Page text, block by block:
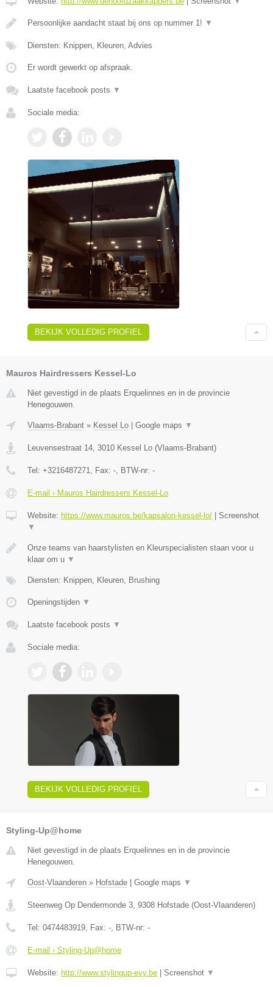
Persoonlijke aandacht staat bij ons op nummer 1! ▼
Diensten: Knippen, Kleuren, Advies
Er wordt gewerkt op afspraak.
Laatste facebook posts ▼
Sociale media:
BEKIJK VOLLEDIG PROFIEL
Mauros Hairdressers Kessel-Lo
Niet gevestigd in de plaats Erquelinnes en in de provincie
Henegouwen.
Vlaams-Brabant » Kessel Lo | Google maps ▼
Leuvensestraat 14 3010 Kessel Lo (Vlaams-Brabant)
Tel: +3216487271 , Fax: - , BTW-nr: -
E-mail › Mauros Hairdressers Kessel-Lo
Website: https://www.mauros.be/kapsalon-kessel-lo/ | Screenshot
▼
Onze teams van haarstylisten en Kleurspecialisten staan voor u
klaar om u ▼
Diensten: Knippen, Kleuren, Brushing
Openingstijden ▼
Laatste facebook posts ▼
Sociale media:
BEKIJK VOLLEDIG PROFIEL
Styling-Up@home
Niet gevestigd in de plaats Erquelinnes en in de provincie
Henegouwen.
Oost-Vlaanderen » Hofstade | Google maps ▼
Steenweg Op Dendermonde 3 9308 Hofstade (Oost-Vlaanderen)
Tel: 0474483919 , Fax: - , BTW-nr: -
E-mail › Styling-Up@home
Website: http://www.stylingup-evy.be | Screenshot ▼